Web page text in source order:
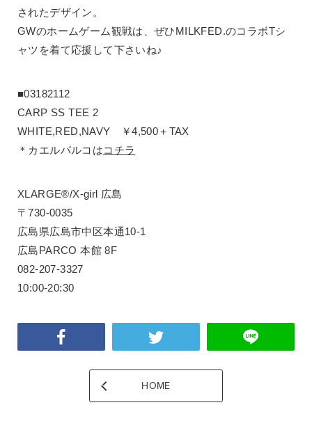
されたデザイン。
GWのホームゲーム観戦は、ぜひMILKFED.のコラボTシ
ャツを着て応援して下さいね♪
■03182112
CARP SS TEE 2
WHITE,RED,NAVY ￥4,500＋TAX
＊カエルパルコはコチラ
XLARGE®/X-girl 広島
〒730-0035
広島県広島市中区本通10-1
広島PARCO 本館 8F
082-207-3327
10:00-20:30
HOME